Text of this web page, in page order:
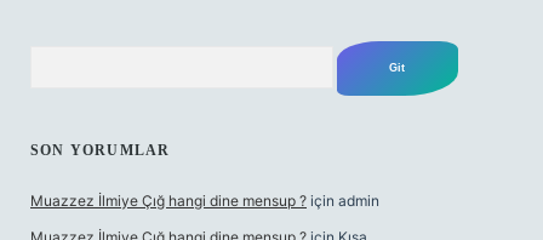
SON YORUMLAR
Muazzez İlmiye Çığ hangi dine mensup ? için admin